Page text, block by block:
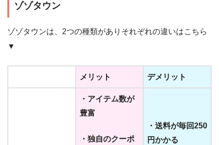
ゾゾタウン
ゾゾタウンは、2つの種類がありそれぞれの違いはこちら
▼
メリット デメリット
・アイテム数が
豊富
・独自のクーポ
・送料が毎回250
円かかる